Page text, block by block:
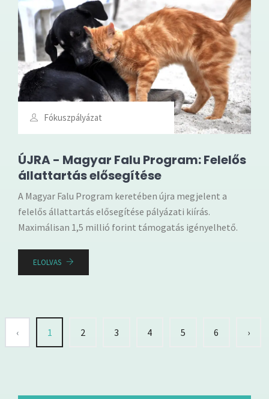
Fókuszpályázat
ÚJRA - Magyar Falu Program: Felelős
állattartás elősegítése
A Magyar Falu Program keretében újra megjelent a
felelős állattartás elősegítése pályázati kiírás.
Maximálisan 1,5 millió forint támogatás igényelhető.
ELOLVAS
‹ 1 2 3 4 5 6 ›